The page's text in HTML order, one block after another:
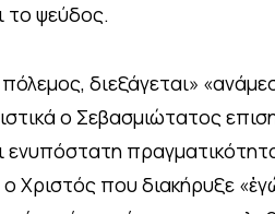
το ψεύδος.
διεξάγεται»
ο Σεβασμιώτατος
που διακήρυξε «ἐγώ